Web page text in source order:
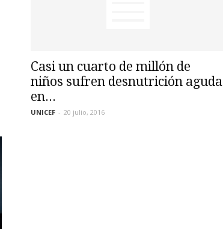
Casi un cuarto de millón de
niños sufren desnutrición aguda
en...
UNICEF - 20 julio, 2016